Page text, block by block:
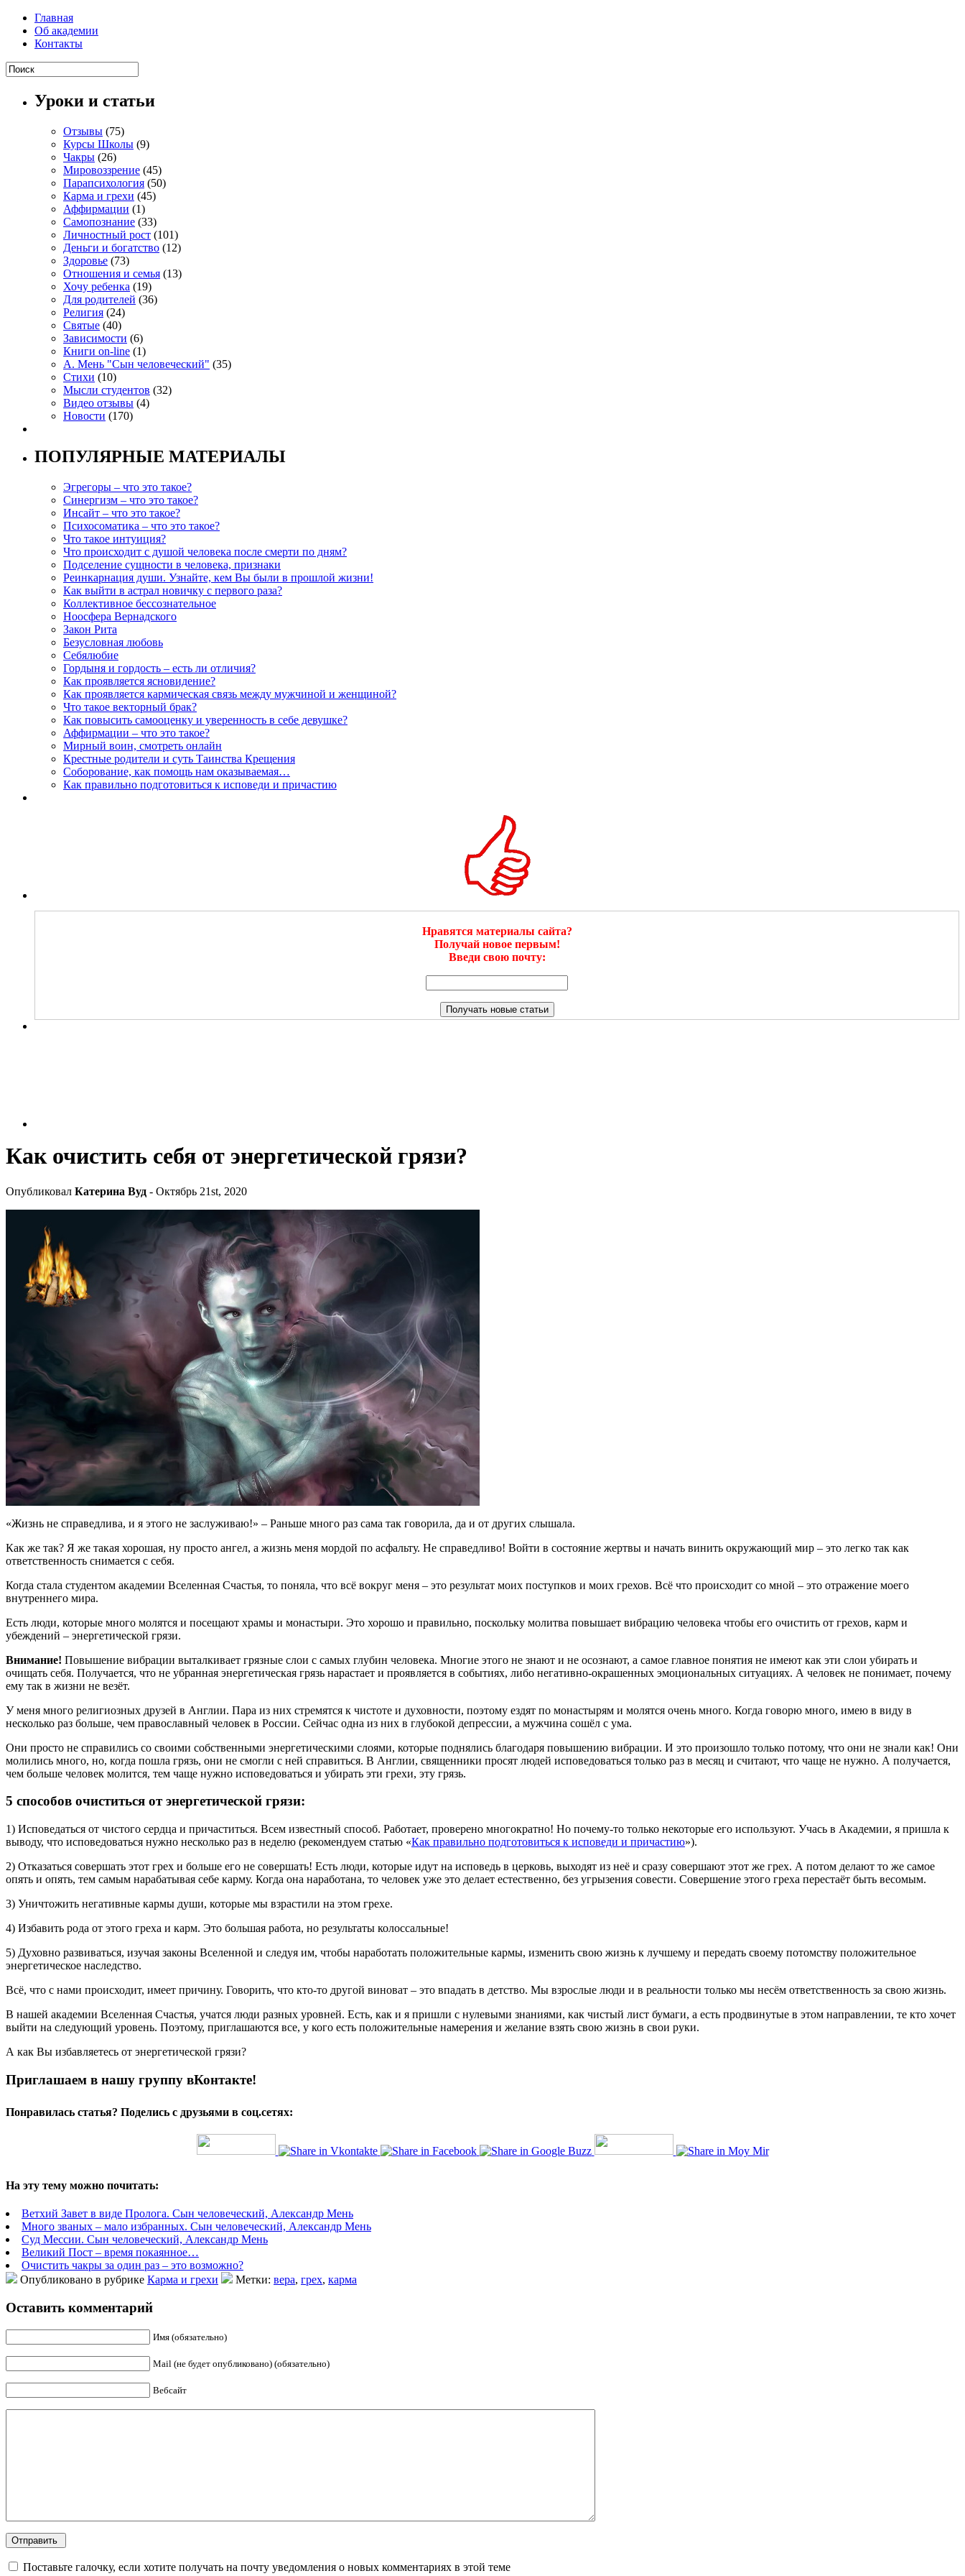
Главная
Об академии
Контакты
Уроки и статьи
Отзывы (75)
Курсы Школы (9)
Чакры (26)
Мировоззрение (45)
Парапсихология (50)
Карма и грехи (45)
Аффирмации (1)
Самопознание (33)
Личностный рост (101)
Деньги и богатство (12)
Здоровье (73)
Отношения и семья (13)
Хочу ребенка (19)
Для родителей (36)
Религия (24)
Святые (40)
Зависимости (6)
Книги on-line (1)
А. Мень "Сын человеческий" (35)
Стихи (10)
Мысли студентов (32)
Видео отзывы (4)
Новости (170)
ПОПУЛЯРНЫЕ МАТЕРИАЛЫ
Эгрегоры – что это такое?
Синергизм – что это такое?
Инсайт – что это такое?
Психосоматика – что это такое?
Что такое интуиция?
Что происходит с душой человека после смерти по дням?
Подселение сущности в человека, признаки
Реинкарнация души. Узнайте, кем Вы были в прошлой жизни!
Как выйти в астрал новичку с первого раза?
Коллективное бессознательное
Ноосфера Вернадского
Закон Рита
Безусловная любовь
Себялюбие
Гордыня и гордость – есть ли отличия?
Как проявляется ясновидение?
Как проявляется кармическая связь между мужчиной и женщиной?
Что такое векторный брак?
Как повысить самооценку и уверенность в себе девушке?
Аффирмации – что это такое?
Мирный воин, смотреть онлайн
Крестные родители и суть Таинства Крещения
Соборование, как помощь нам оказываемая…
Как правильно подготовиться к исповеди и причастию
Нравятся материалы сайта?
Получай новое первым!
Введи свою почту:
Как очистить себя от энергетической грязи?
Опубликовал Катерина Вуд - Октябрь 21st, 2020
«Жизнь не справедлива, и я этого не заслуживаю!» – Раньше много раз сама так говорила, да и от других слышала.
Как же так? Я же такая хорошая, ну просто ангел, а жизнь меня мордой по асфальту. Не справедливо! Войти в состояние жертвы и начать винить окружающий мир – это легко так как
ответственность снимается с себя.
Когда стала студентом академии Вселенная Счастья, то поняла, что всё вокруг меня – это результат моих поступков и моих грехов. Всё что происходит со мной – это отражение моего
внутреннего мира.
Есть люди, которые много молятся и посещают храмы и монастыри. Это хорошо и правильно, поскольку молитва повышает вибрацию человека чтобы его очистить от грехов, карм и
убеждений – энергетической грязи.
Внимание! Повышение вибрации выталкивает грязные слои с самых глубин человека. Многие этого не знают и не осознают, а самое главное понятия не имеют как эти слои убирать и
очищать себя. Получается, что не убранная энергетическая грязь нарастает и проявляется в событиях, либо негативно-окрашенных эмоциональных ситуациях. А человек не понимает, почему
ему так в жизни не везёт.
У меня много религиозных друзей в Англии. Пара из них стремятся к чистоте и духовности, поэтому ездят по монастырям и молятся очень много. Когда говорю много, имею в виду в
несколько раз больше, чем православный человек в России. Сейчас одна из них в глубокой депрессии, а мужчина сошёл с ума.
Они просто не справились со своими собственными энергетическими слоями, которые поднялись благодаря повышению вибрации. И это произошло только потому, что они не знали как! Они
молились много, но, когда пошла грязь, они не смогли с ней справиться. В Англии, священники просят людей исповедоваться только раз в месяц и считают, что чаще не нужно. А получается,
чем больше человек молится, тем чаще нужно исповедоваться и убирать эти грехи, эту грязь.
5 способов очиститься от энергетической грязи:
1) Исповедаться от чистого сердца и причаститься. Всем известный способ. Работает, проверено многократно! Но почему-то только некоторые его используют. Учась в Академии, я пришла к
выводу, что исповедоваться нужно несколько раз в неделю (рекомендуем статью «Как правильно подготовиться к исповеди и причастию»).
2) Отказаться совершать этот грех и больше его не совершать! Есть люди, которые идут на исповедь в церковь, выходят из неё и сразу совершают этот же грех. А потом делают то же самое
опять и опять, тем самым нарабатывая себе карму. Когда она наработана, то человек уже это делает естественно, без угрызения совести. Совершение этого греха перестаёт быть весомым.
3) Уничтожить негативные кармы души, которые мы взрастили на этом грехе.
4) Избавить рода от этого греха и карм. Это большая работа, но результаты колоссальные!
5) Духовно развиваться, изучая законы Вселенной и следуя им, чтобы наработать положительные кармы, изменить свою жизнь к лучшему и передать своему потомству положительное
энергетическое наследство.
Всё, что с нами происходит, имеет причину. Говорить, что кто-то другой виноват – это впадать в детство. Мы взрослые люди и в реальности только мы несём ответственность за свою жизнь.
В нашей академии Вселенная Счастья, учатся люди разных уровней. Есть, как и я пришли с нулевыми знаниями, как чистый лист бумаги, а есть продвинутые в этом направлении, те кто хочет
выйти на следующий уровень. Поэтому, приглашаются все, у кого есть положительные намерения и желание взять свою жизнь в свои руки.
А как Вы избавляетесь от энергетической грязи?
Приглашаем в нашу группу вКонтакте!
Понравилась статья? Поделись с друзьями в соц.сетях:
На эту тему можно почитать:
Ветхий Завет в виде Пролога. Сын человеческий, Александр Мень
Много званых – мало избранных. Сын человеческий, Александр Мень
Суд Мессии. Сын человеческий, Александр Мень
Великий Пост – время покаянное…
Очистить чакры за один раз – это возможно?
Опубликовано в рубрике Карма и грехи Метки: вера, грех, карма
Оставить комментарий
Имя (обязательно)
Mail (не будет опубликовано) (обязательно)
Вебсайт
Поставьте галочку, если хотите получать на почту уведомления о новых комментариях в этой теме